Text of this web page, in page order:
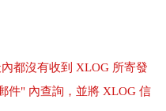
都沒有收到 XLOG 所寄發
件" 內查詢，並將 XLOG 信